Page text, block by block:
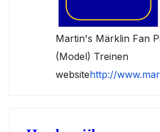
Martin's Märklin Fan
(Model) Treinen
websitehttp://